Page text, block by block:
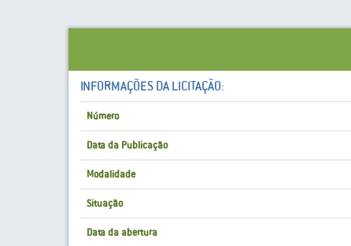
INFORMAÇÕES DA LICITAÇÃO:
Número
Data da Publicação
Modalidade
Situação
Data da abertura